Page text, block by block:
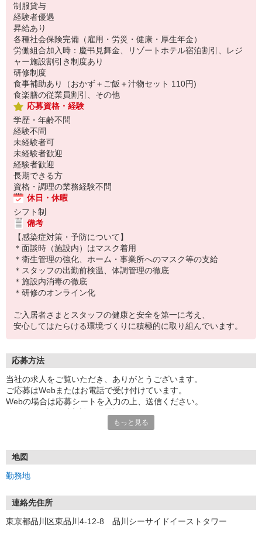
制服貸与
経験者優遇
昇給あり
各種社会保険完備（雇用・労災・健康・厚生年金）
労働組合加入時：慶弔見舞金、リゾートホテル宿泊割引、レジ
ャー施設割引き制度あり
研修制度
食事補助あり（おかず＋ご飯＋汁物セット 110円)
食楽膳の従業員割引、その他
応募資格・経験
学歴・年齢不問
経験不問
未経験者可
未経験者歓迎
経験者歓迎
長期できる方
資格・調理の業務経験不問
休日・休暇
シフト制
備考
【感染症対策・予防について】
＊面談時（施設内）はマスク着用
＊衛生管理の強化、ホーム・事業所へのマスク等の支給
＊スタッフの出勤前検温、体調管理の徹底
＊施設内消毒の徹底
＊研修のオンライン化
ご入居者さまとスタッフの健康と安全を第一に考え、
安心してはたらける環境づくりに積極的に取り組んでいます。
応募方法
当社の求人をご覧いただき、ありがとうございます。
ご応募はWebまたはお電話で受け付けています。
Webの場合は応募シートを入力の上、送信ください。
〈2．面談〉仕事内容や職場についての気になることやご希望等、な
※履歴書の持参は不要です。
〈3．採用〉勤務開始日もお気軽にご相談ください。
※応募の秘密は厳守します。
もっと見る
地図
勤務地
連絡先住所
東京都品川区東品川4-12-8 品川シーサイドイーストタワー